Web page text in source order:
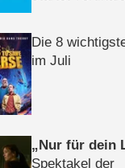
Die 8
im Juli
Nur für dein
Spektakel der